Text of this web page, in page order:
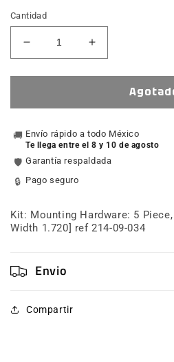
Cantidad
Reducir
cantidad
para
Mounting
5
Piece,
AL
[8mm,
Width
1.720]
09-
034
Aumentar
cantidad
para
Mounting
5
Piece,
AL
Width
1.720]
🚚 Envío rápido a todo México
Te llega entre el 8 y 10 de agosto
🛡️ Garantía respaldada
🔒 Pago seguro
Kit: Mounting Hardware: 5
Width 1.720] ref 214-09-034
Envio
Compartir